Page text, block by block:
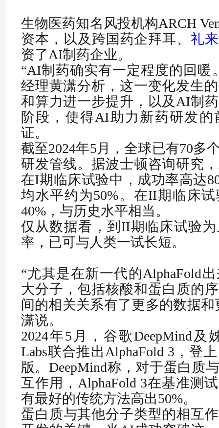
生物医药知名风投机构ARCH
资本，以及跨国药企拜耳、礼来
资了AI制药企业。
“AI制药确实有一定程度的回暖
经理黄潇分析，这一变化发生
和算力进一步提升，以及AI制
阶段，使得AI助力新药研发的
证。
截至2024年5月，全球已有70多
研发管线。据波士顿咨询研究
在I期临床试验中，成功率高达
均水平约为50%。在II期临床
40%，与历史水平相当。
仅从数据看，到II期临床试验
率，已可与人类一试长短。
“尤其是在新一代的AlphaFold
大分子，包括核酸和蛋白质的
间的相关关系有了更多的数据
潇说。
2024年5月，谷歌DeepMind及
Labs联合推出AlphaFold 3，登
版。DeepMind称，对于蛋白质
互作用，AlphaFold 3在基准测
有最好的传统方法高出50%。
蛋白质与其他分子类型的相互